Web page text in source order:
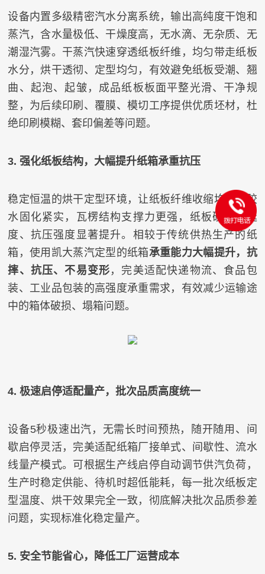
设备内置多级精密汽水分离系统，输出高纯度干饱和
蒸汽，含水量极低、干燥度高，无水滴、无杂质、无
潮湿汽雾。干蒸汽快速穿透纸板纤维，均匀带走纸板
水分，烘干透彻、定型均匀，有效避免纸板受潮、翘
曲、起泡、起皱，成品纸板板面平整光滑、干净规
整，为后续印刷、覆膜、模切工序提供优质坯材，杜
绝印刷模糊、套印偏差等问题。
3. 强化纸板结构，大幅提升纸箱承重抗压
稳定恒温的烘干定型环境，让纸板纤维收缩均匀、胶
水固化紧实，瓦楞结构支撑力更强，纸板硬度、挺
度、抗压强度显著提升。相较于传统供热生产的纸
箱，使用凯大蒸汽定型的纸箱承重能力大幅提升，抗
摔、抗压、不易变形 ，完美适配快递物流、食品包
装、工业品包装的高强度承重需求，有效减少运输途
中的箱体破损、塌箱问题。
4. 极速启停适配量产，批次品质高度统一
设备5秒极速出汽，无需长时间预热，随开随用、间
歇启停灵活，完美适配纸箱厂接单式、间歇性、流水
线量产模式。可根据生产线启停自动调节供汽负荷，
生产时稳定供能、待机时超低能耗，每一批次纸板定
型温度、烘干效果完全一致，彻底解决批次品质参差
问题，实现标准化稳定量产。
5. 安全节能省心，降低工厂运营成本